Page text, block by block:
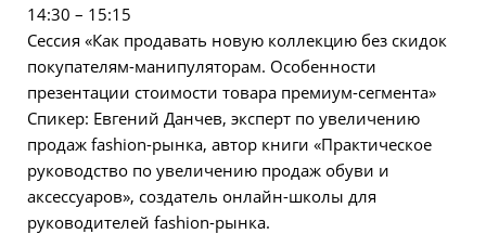
14:30 – 15:15
Сессия «Как продавать новую коллекцию без скидок
покупателям-манипуляторам. Особенности
презентации стоимости товара премиум-сегмента»
Спикер: Евгений Данчев, эксперт по увеличению
продаж fashion-рынка, автор книги «Практическое
руководство по увеличению продаж обуви и
аксессуаров», создатель онлайн-школы для
руководителей fashion-рынка.